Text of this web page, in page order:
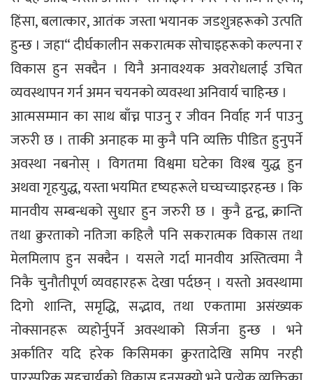
हिंसा, बलात्कार, आतंक जस्ता भयानक जडशुत्रहरूको उत्पति
हुन्छ । जहा“ दीर्घकालीन सकरात्मक सोचाइहरूको कल्पना र
विकास हुन सक्दैन । यिनै अनावश्यक अवरोधलाई उचित
व्यवस्थापन गर्न अमन चयनको व्यवस्था अनिवार्य चाहिन्छ ।
आत्मसम्मान का साथ बाँच्न पाउनु र जीवन निर्वाह गर्न पाउनु
जरुरी छ । ताकी अनाहक मा कुनै पनि व्यक्ति पीडित हुनुपर्ने
अवस्था नबनोस् । विगतमा विश्वमा घटेका विश्ब युद्ध हुन
अथवा गृहयुद्ध, यस्ता भयमित दृष्यहरूले घच्घच्याइरहन्छ । कि
मानवीय सम्बन्धको सुधार हुन जरुरी छ । कुनै द्वन्द्व, क्रान्ति
तथा क्रुरताको नतिजा कहिलै पनि सकरात्मक विकास तथा
मेलमिलाप हुन सक्दैन । यसले गर्दा मानवीय अस्तित्वमा नै
निकै चुनौतीपूर्ण व्यवहारहरू देखा पर्दछन् । यस्तो अवस्थामा
दिगो शान्ति, समृद्धि, सद्भाव, तथा एकतामा असंख्यक
नोक्सानहरू व्यहोर्नुपर्ने अवस्थाको सिर्जना हुन्छ । भने
अर्कातिर यदि हरेक किसिमका क्रुरतादेखि समिप नरही